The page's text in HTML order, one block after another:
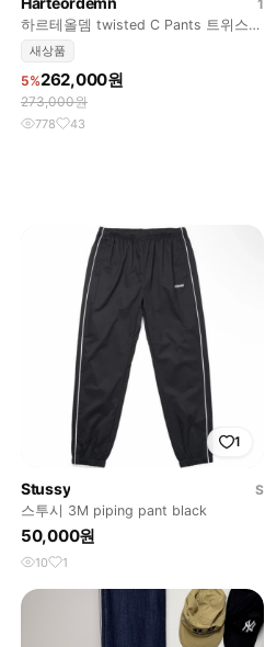
1
하르테올뎀 twisted C Pants 트위스티
드 c팬츠
새상품
5%262,000원
273,000원
778 43
1
Stussy
S
스투시 3M piping pant black
50,000원
10 1